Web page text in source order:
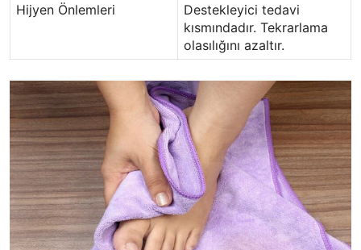
Hijyen Önlemleri
Destekleyici tedavi
kısmındadır. Tekrarlama
olasılığını azaltır.